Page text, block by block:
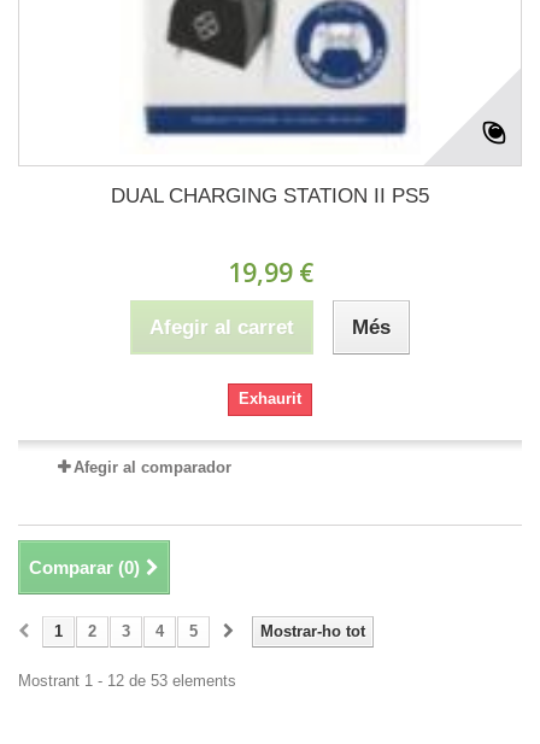
DUAL CHARGING STATION II PS5
19,99 €
Afegir al carret Més
Exhaurit
Afegir al comparador
Comparar (0)
Mostrar-ho tot
1 2 3 4 5
Mostrant 1 - 12 de 53 elements